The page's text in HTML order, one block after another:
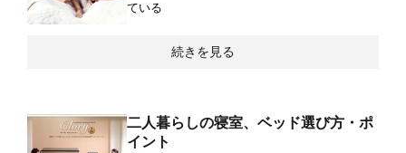
ている
続きを見る
二人暮らしの寝室、ベッド選び方・ポ
イント